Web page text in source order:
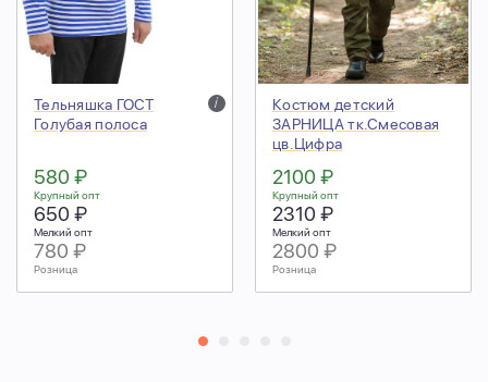
Тельняшка ГОСТ
Голубая полоса
i
580 ₽
Крупный опт
650 ₽
Мелкий опт
780 ₽
Розница
Костюм детский
ЗАРНИЦА тк.Смесовая
цв.Цифра
2100 ₽
Крупный опт
2310 ₽
Мелкий опт
2800 ₽
Розница